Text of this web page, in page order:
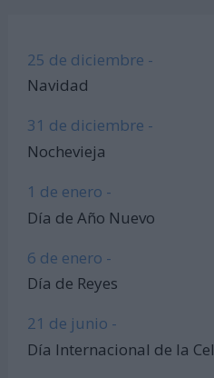
25 de diciembre -
Navidad
31 de diciembre -
Nochevieja
1 de enero -
Día de Año Nuevo
6 de enero -
Día de Reyes
21 de junio -
Día Internacional de la